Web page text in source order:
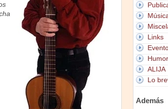
Links
Humor
ALIJA
Lo
Además